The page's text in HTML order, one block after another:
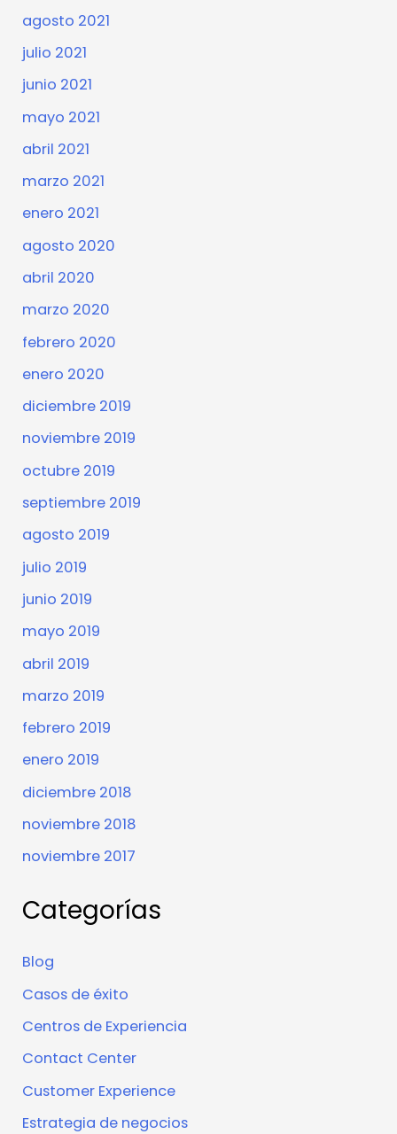
agosto 2021
julio 2021
junio 2021
mayo 2021
abril 2021
marzo 2021
enero 2021
agosto 2020
abril 2020
marzo 2020
febrero 2020
enero 2020
diciembre 2019
noviembre 2019
octubre 2019
septiembre 2019
agosto 2019
julio 2019
junio 2019
mayo 2019
abril 2019
marzo 2019
febrero 2019
enero 2019
diciembre 2018
noviembre 2018
noviembre 2017
Categorías
Blog
Casos de éxito
Centros de Experiencia
Contact Center
Customer Experience
Estrategia de negocios